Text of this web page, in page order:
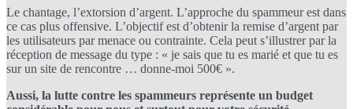
Le chantage, l’extorsion d’argent. L’approche du spammeur est dans
ce cas plus offensive. L’objectif est d’obtenir la remise d’argent par
les utilisateurs par menace ou contrainte. Cela peut s’illustrer par la
réception de message du type : « je sais que tu es marié et que tu es
sur un site de rencontre … donne-moi 500€ ».
Aussi, la lutte contre les spammeurs représente un budget